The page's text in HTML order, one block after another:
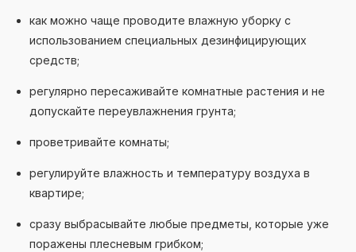
как можно чаще проводите влажную уборку с
использованием специальных дезинфицирующих
средств;
регулярно пересаживайте комнатные растения и не
допускайте переувлажнения грунта;
проветривайте комнаты;
регулируйте влажность и температуру воздуха в
квартире;
сразу выбрасывайте любые предметы, которые уже
поражены плесневым грибком;